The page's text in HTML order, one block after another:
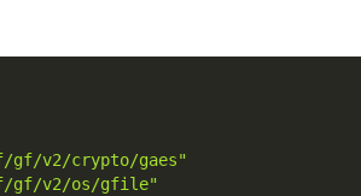
gf/v2/crypto/gaes"
gf/v2/os/gfile"